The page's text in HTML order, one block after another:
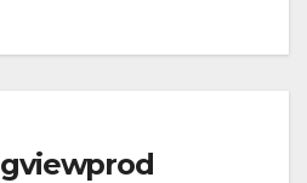
gviewprod